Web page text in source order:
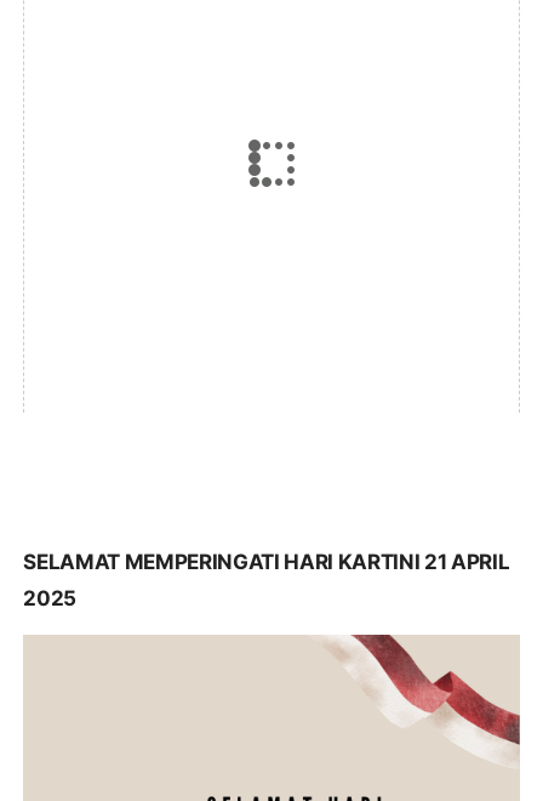
SELAMAT MEMPERINGATI HARI KARTINI 21 APRIL
2025